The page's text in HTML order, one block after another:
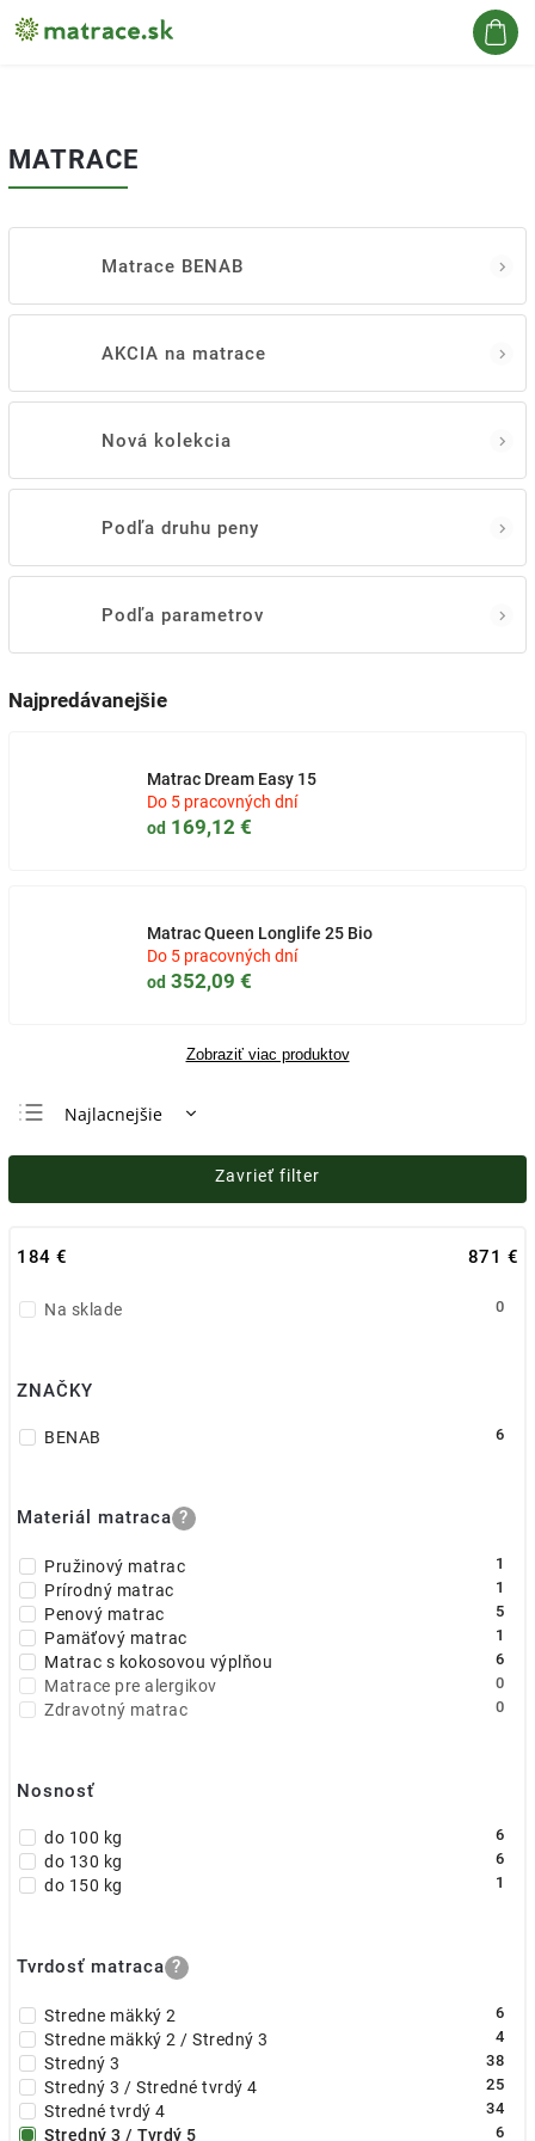
MATRACE
Matrace BENAB
AKCIA na matrace
Nová kolekcia
Podľa druhu peny
Podľa parametrov
Najpredávanejšie
Matrac Dream Easy 15
Do 5 pracovných dní
od 169,12 €
Matrac Queen Longlife 25 Bio
Do 5 pracovných dní
od 352,09 €
Zobraziť viac produktov
Najlacnejšie
Najdrahšie
Zavrieť filter
184 € 871 €
Na sklade 0
ZNAČKY
BENAB 6
Materiál matraca ?
Pružinový matrac 1
Prírodný matrac 1
Penový matrac 5
Pamäťový matrac 1
Matrac s kokosovou výplňou 6
Matrace pre alergikov 0
Zdravotný matrac 0
Nosnosť
do 100 kg 6
do 130 kg 6
do 150 kg 1
Tvrdosť matraca ?
Stredne mäkký 2 6
Stredne mäkký 2 / Stredný 3 4
Stredný 3 38
Stredný 3 / Stredné tvrdý 4 25
Stredné tvrdý 4 34
Stredný 3 / Tvrdý 5 6